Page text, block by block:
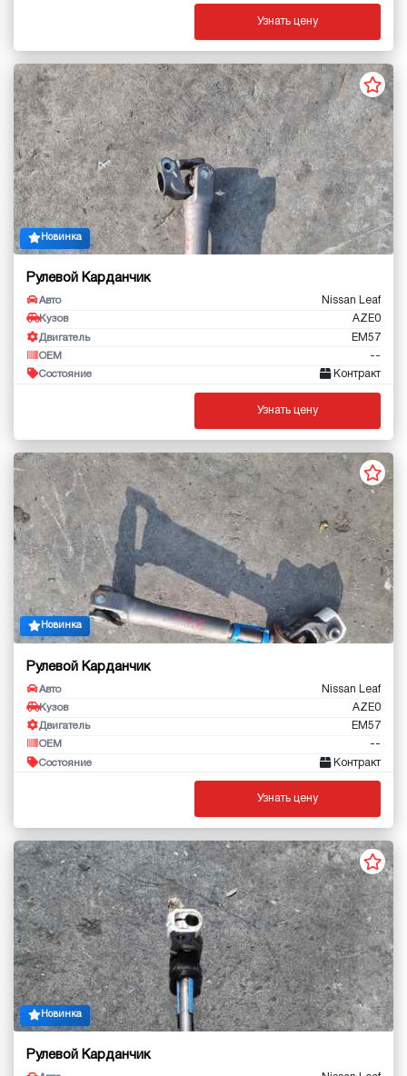
Узнать цену
Новинка
Рулевой Карданчик
Авто Nissan Leaf
Кузов AZE0
Двигатель EM57
OEM --
Состояние Контракт
Узнать цену
Новинка
Рулевой Карданчик
Авто Nissan Leaf
Кузов AZE0
Двигатель EM57
OEM --
Состояние Контракт
Узнать цену
Новинка
Рулевой Карданчик